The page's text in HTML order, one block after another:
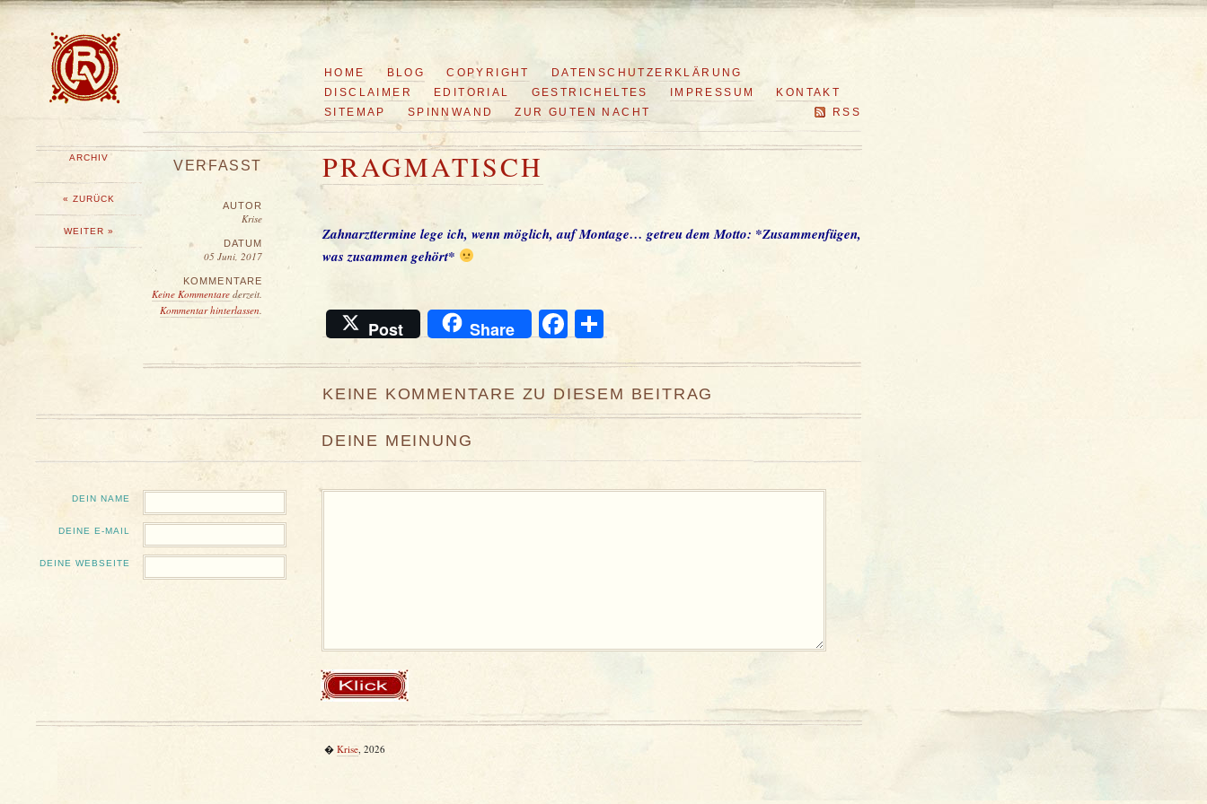
HOME BLOG COPYRIGHT
DATENSCHUTZERKLÄRUNG
DISCLAIMER
EDITORIAL GESTRICHELTES IMPRESSUM
KONTAKT
SITEMAP
SPINNWAND ZUR GUTEN NACHT RSS
ARCHIV
« ZURÜCK
WEITER »
VERFASST
AUTOR
Krise
DATUM
05 Juni, 2017
KOMMENTARE
Keine Kommentare derzeit.
Kommentar hinterlassen.
PRAGMATISCH
Zahnarzttermine lege ich, wenn möglich, auf Montage… getreu dem Motto: *Zusammenfügen,
was zusammen gehört*
Post Share Facebook
KEINE KOMMENTARE ZU DIESEM BEITRAG
DEINE MEINUNG
DEIN NAME
DEINE E-MAIL
DEINE WEBSEITE
� Krise, 2026